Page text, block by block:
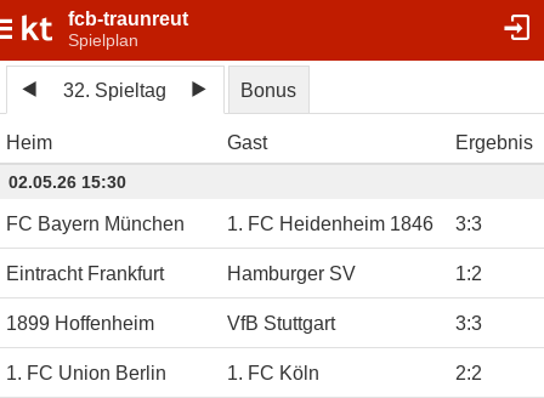
fcb-traunreut
Spielplan
32. Spieltag Bonus
Heim Gast Ergebnis
02.05.26 15:30
FC Bayern München 1. FC Heidenheim 1846 3:3
Eintracht Frankfurt Hamburger SV 1:2
1899 Hoffenheim VfB Stuttgart 3:3
1. FC Union Berlin 1. FC Köln 2:2